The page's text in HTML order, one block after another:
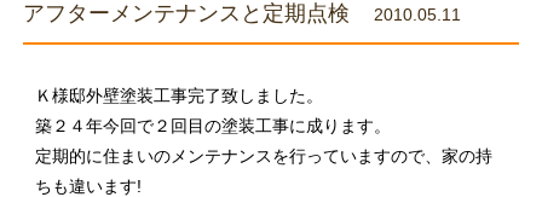
アフターメンテナンスと定期点検 2010.05.11
Ｋ様邸外壁塗装工事完了致しました。
築２４年今回で２回目の塗装工事に成ります。
定期的に住まいのメンテナンスを行っていますので、家の持
ちも違います!